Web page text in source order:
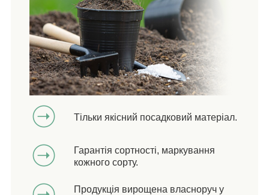
Тільки якісний посадковий матеріал.
Гарантія сортності, маркування
кожного сорту.
Продукція вирощена власноруч у